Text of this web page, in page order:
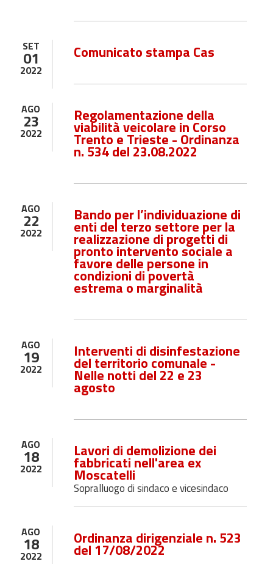
SET
01
2022
Comunicato stampa Cas
AGO
23
2022
Regolamentazione della
viabilità veicolare in Corso
Trento e Trieste - Ordinanza
n. 534 del 23.08.2022
AGO
22
2022
Bando per l’individuazione di
enti del terzo settore per la
realizzazione di progetti di
pronto intervento sociale a
favore delle persone in
condizioni di povertà
estrema o marginalità
AGO
19
2022
Interventi di disinfestazione
del territorio comunale -
Nelle notti del 22 e 23
agosto
AGO
18
2022
Lavori di demolizione dei
fabbricati nell'area ex
Moscatelli
Sopralluogo di sindaco e vicesindaco
AGO
18
2022
Ordinanza dirigenziale n. 523
del 17/08/2022